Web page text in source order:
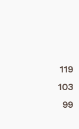
119
103
99